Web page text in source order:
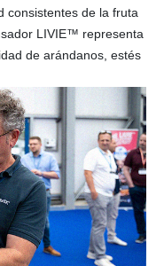
consistentes de la fruta
LIVIE™ representa
de arándanos, estés